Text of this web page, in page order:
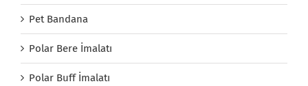
Pet Bandana
Polar Bere İmalatı
Polar Buff İmalatı